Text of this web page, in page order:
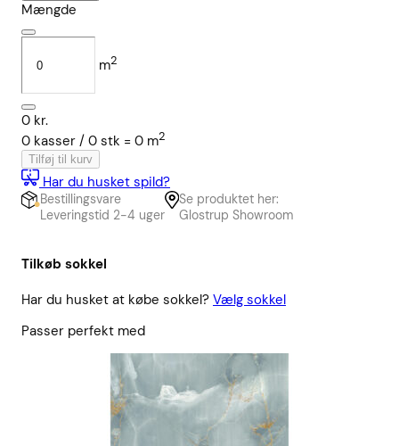
Mængde
m2
0 kr.
0 kasser / 0 stk = 0 m2
Tilføj til kurv
Har du husket spild?
Bestillingsvare
Leveringstid 2-4 uger
Se produktet her:
Glostrup Showroom
Tilkøb sokkel
Har du husket at købe sokkel? Vælg sokkel
Passer perfekt med